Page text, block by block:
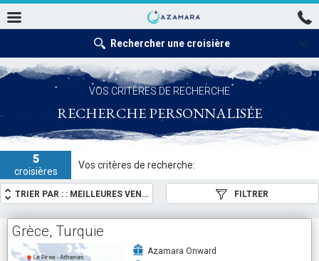
Rechercher une croisière
VOS CRITÈRES DE RECHERCHE
RECHERCHE PERSONNALISÉE
5
croisières
Vos critères de recherche:
TRIER PAR : : MEILLEURES VENTES FILTRER
Grèce, Turquie
Azamara Onward